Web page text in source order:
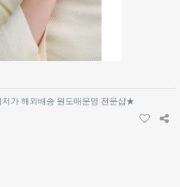
가 해외배송 원도매운영 전문샵★